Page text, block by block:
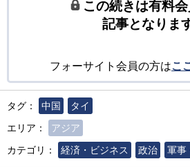
この続きは有料
記事となりま
フォーサイト会員の方はこ
タグ： 中国
タイ
エリア：
アジア
カテゴリ：
経済・ビジネス 政治 軍事